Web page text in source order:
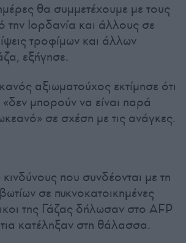
θα συμμετέχουμε με τους
την Ιορδανία και άλλους σε
τροφίμων και άλλων
εξήγησε.
αξιωματούχος εκτίμησε ότι
«δεν μπορούν να είναι παρά
σε σχέση με τις ανάγκες.
που συνδέονται με τη
σε πυκνοκατοικημένες
της Γάζας δήλωσαν στο AFP
κατέληξαν στη θάλασσα.